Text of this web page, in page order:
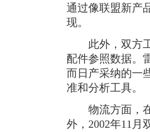
通过像联盟新产
现。
此外，双方工
配件参照数据。
而日产采纳的一
准和分析工具。
物流方面，在
外，2002年11月